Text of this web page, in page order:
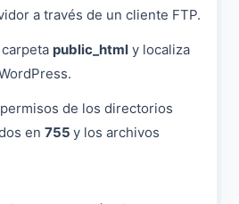
a través de un cliente FTP.
public_html y localiza
de los directorios
en 755 y los archivos